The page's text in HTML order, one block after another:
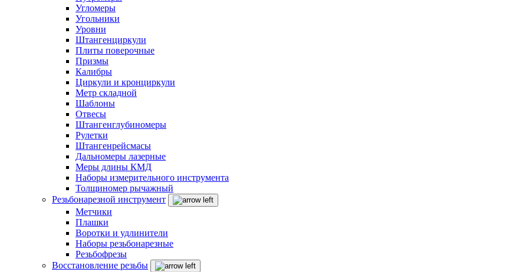
Угломеры
Угольники
Уровни
Штангенциркули
Плиты поверочные
Призмы
Калибры
Циркули и кронциркули
Метр складной
Шаблоны
Отвесы
Штангенглубиномеры
Рулетки
Штангенрейсмасы
Дальномеры лазерные
Меры длины КМД
Наборы измерительного инструмента
Толщиномер рычажный
Резьбонарезной инструмент
Метчики
Плашки
Воротки и удлинители
Наборы резьбонарезные
Резьбофрезы
Восстановление резьбы